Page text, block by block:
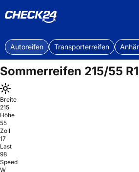
Autoreifen Transporterreifen
Sommerreifen 215/55
Breite
215
Höhe
55
Zoll
17
Last
98
Speed
W